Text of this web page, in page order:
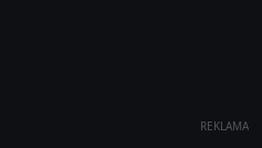
REKLAMA